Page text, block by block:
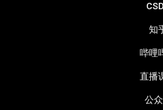
知
哔哩
直播
公